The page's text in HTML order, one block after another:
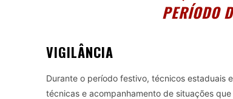
PERÍODO
VIGILÂNCIA
Durante o período festivo, técnicos estaduais
técnicas e acompanhamento de situações